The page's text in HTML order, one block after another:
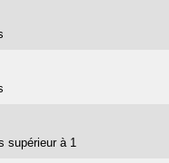
supérieur à 1